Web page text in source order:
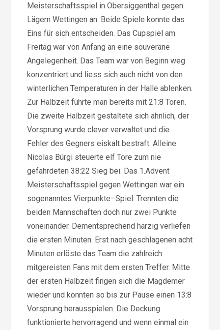
Meisterschaftsspiel in Obersiggenthal gegen
Lägern Wettingen an. Beide Spiele konnte das
Eins für sich entscheiden. Das Cupspiel am
Freitag war von Anfang an eine souveräne
Angelegenheit. Das Team war von Beginn weg
konzentriert und liess sich auch nicht von den
winterlichen Temperaturen in der Halle ablenken.
Zur Halbzeit führte man bereits mit 21:8 Toren.
Die zweite Halbzeit gestaltete sich ähnlich, der
Vorsprung wurde clever verwaltet und die
Fehler des Gegners eiskalt bestraft. Alleine
Nicolas Bürgi steuerte elf Tore zum nie
gefährdeten 38:22 Sieg bei. Das 1.Advent
Meisterschaftsspiel gegen Wettingen war ein
sogenanntes Vierpunkte–Spiel. Trennten die
beiden Mannschaften doch nur zwei Punkte
voneinander. Dementsprechend harzig verliefen
die ersten Minuten. Erst nach geschlagenen acht
Minuten erlöste das Team die zahlreich
mitgereisten Fans mit dem ersten Treffer. Mitte
der ersten Halbzeit fingen sich die Magdemer
wieder und konnten so bis zur Pause einen 13:8
Vorsprung herausspielen. Die Deckung
funktionierte hervorragend und wenn einmal ein